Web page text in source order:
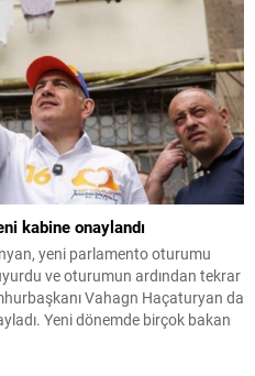
kabine onaylandı
yeni parlamento oturumu
ve oturumun ardından tekrar
Vahagn Haçaturyan da
Yeni dönemde birçok bakan
Sanayi Bakanlığı’nda değişiklik
Davit Tadevosyan atandı.